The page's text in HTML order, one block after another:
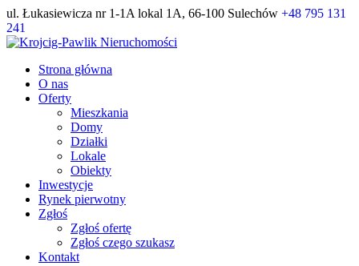
ul. Łukasiewicza nr 1-1A lokal 1A, 66-100 Sulechów +48 795 131
241
Strona główna
O nas
Oferty
Mieszkania
Domy
Działki
Lokale
Obiekty
Inwestycje
Rynek pierwotny
Zgłoś
Zgłoś ofertę
Zgłoś czego szukasz
Kontakt